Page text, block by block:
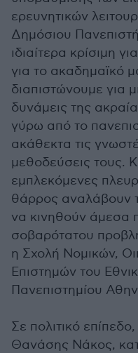
ερευνητικών
Δημόσιου
ιδιαίτερα κρίσιμη
για το ακαδημαϊκό
διαπιστώνουμε για
δυνάμεις της
γύρω από το
ακάθεκτα τις
μεθοδεύσεις τους.
εμπλεκόμενες
θάρρος αναλάβουν
να κινηθούν άμεσα
σοβαρότατου
η Σχολή Νομικών,
Επιστημών του
Πανεπιστημίου
Σε πολιτικό
Θανάσης Νάκος,